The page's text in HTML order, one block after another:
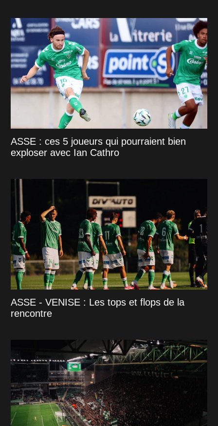
ASSE : ces 5 joueurs qui pourraient bien
exploser avec Ian Cathro
ASSE - VENISE : Les tops et flops de la
rencontre